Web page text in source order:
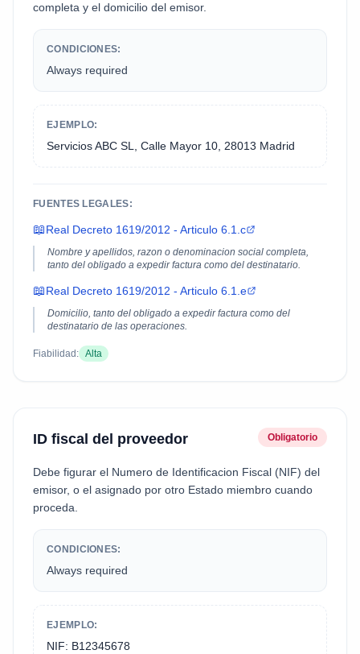
completa y el domicilio del emisor.
CONDICIONES:
Always required
EJEMPLO:
Servicios ABC SL, Calle Mayor 10, 28013 Madrid
FUENTES LEGALES:
📖Real Decreto 1619/2012 - Articulo 6.1.c
Nombre y apellidos, razon o denominacion social completa,
tanto del obligado a expedir factura como del destinatario.
📖Real Decreto 1619/2012 - Articulo 6.1.e
Domicilio, tanto del obligado a expedir factura como del
destinatario de las operaciones.
Fiabilidad: Alta
ID fiscal del proveedor Obligatorio
Debe figurar el Numero de Identificacion Fiscal (NIF) del
emisor, o el asignado por otro Estado miembro cuando
proceda.
CONDICIONES:
Always required
EJEMPLO:
NIF: B12345678